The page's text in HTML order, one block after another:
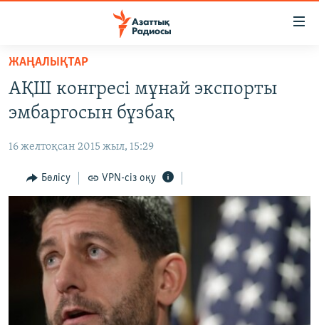
Skip
main
content
to
Navigation
Skip
САЯСАТ
AZATTYQTV
ҚАҢТАР ОҚИҒАСЫ
АДАМ ҚҰҚЫҚТАРЫ
ӘЛЕУМЕТ
ӘЛЕМ
АРНАЙЫ ЖОБАЛАР
Русский
ЖАҢАЛЫҚТАР
АҚШ конгресі мұнай экспорты
эмбаргосын бұзбақ
16 желтоқсан 2015 жыл, 15:29
Бөлісу VPN-сіз оқу